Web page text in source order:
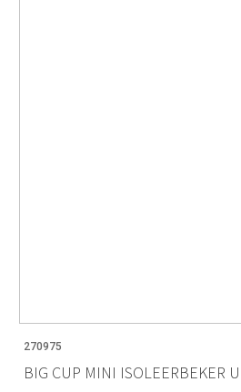
270975
BIG CUP MINI ISOLEERBEKER